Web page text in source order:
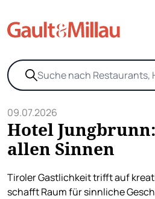
09.07.2026
Hotel
allen Sinnen
Tiroler Gastlichkeit trifft auf
schafft Raum für sinnliche